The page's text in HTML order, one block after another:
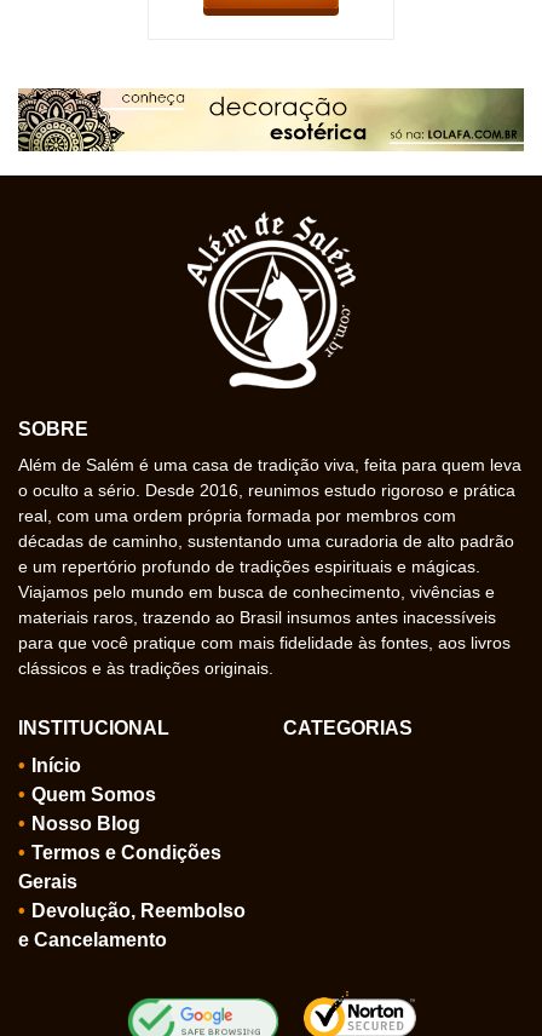
SOBRE
Além de Salém é uma casa de tradição viva, feita para quem leva
o oculto a sério. Desde 2016, reunimos estudo rigoroso e prática
real, com uma ordem própria formada por membros com
décadas de caminho, sustentando uma curadoria de alto padrão
e um repertório profundo de tradições espirituais e mágicas.
Viajamos pelo mundo em busca de conhecimento, vivências e
materiais raros, trazendo ao Brasil insumos antes inacessíveis
para que você pratique com mais fidelidade às fontes, aos livros
clássicos e às tradições originais.
INSTITUCIONAL
Início
Quem Somos
Nosso Blog
Termos e Condições
Gerais
Devolução, Reembolso
e Cancelamento
CATEGORIAS